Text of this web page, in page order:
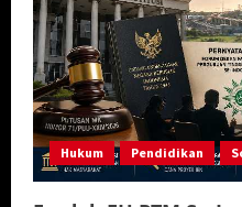
Hukum Pendidikan